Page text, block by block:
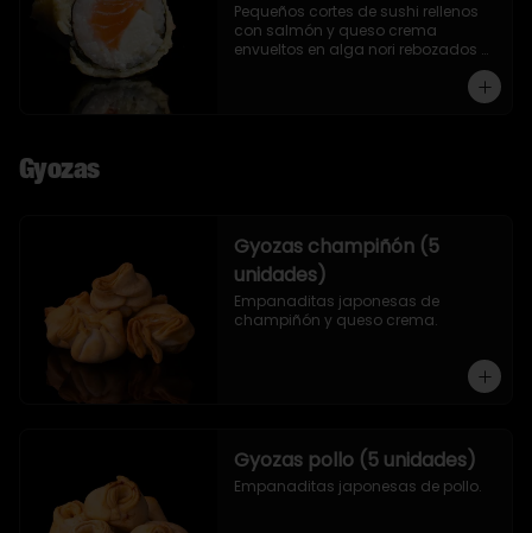
Pequeños cortes de sushi rellenos
con salmón y queso crema
envueltos en alga nori rebozados
Gyozas
Gyozas champiñón (5
unidades)
Empanaditas japonesas de
champiñón y queso crema.
Gyozas pollo (5 unidades)
Empanaditas japonesas de pollo.